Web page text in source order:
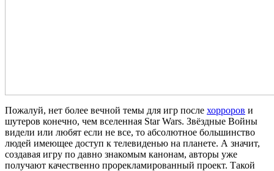
Пожалуй, нет более вечной темы для игр после хорроров и
шутеров конечно, чем вселенная Star Wars. Звёздные Войны
видели или любят если не все, то абсолютное большинство
людей имеющее доступ к телевиденью на планете. А значит,
создавая игру по давно знакомым канонам, авторы уже
получают качественно прорекламированный проект. Такой